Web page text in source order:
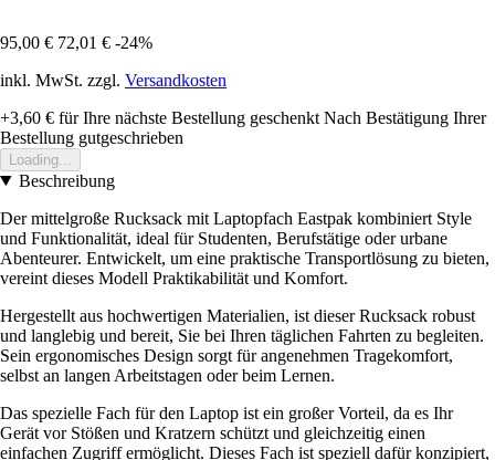
95,00 € 72,01 € -24%
inkl. MwSt. zzgl. Versandkosten
+3,60 € für Ihre nächste Bestellung geschenkt Nach Bestätigung Ihrer
Bestellung gutgeschrieben
Loading...
Beschreibung
Der mittelgroße Rucksack mit Laptopfach Eastpak kombiniert Style
und Funktionalität, ideal für Studenten, Berufstätige oder urbane
Abenteurer. Entwickelt, um eine praktische Transportlösung zu bieten,
vereint dieses Modell Praktikabilität und Komfort.
Hergestellt aus hochwertigen Materialien, ist dieser Rucksack robust
und langlebig und bereit, Sie bei Ihren täglichen Fahrten zu begleiten.
Sein ergonomisches Design sorgt für angenehmen Tragekomfort,
selbst an langen Arbeitstagen oder beim Lernen.
Das spezielle Fach für den Laptop ist ein großer Vorteil, da es Ihr
Gerät vor Stößen und Kratzern schützt und gleichzeitig einen
einfachen Zugriff ermöglicht. Dieses Fach ist speziell dafür konzipiert,